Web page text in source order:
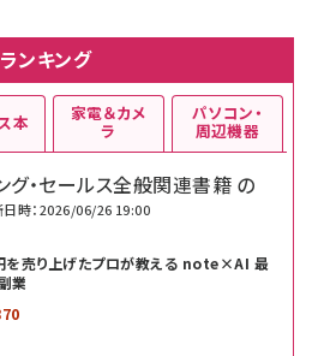
ンキング
・セールス全般関連書籍 の
日時：2026/06/26 19:00
を売り上げたプロが教える note×AI 最
業
本 家電＆カメ
ラ
パソコン・
周辺機器